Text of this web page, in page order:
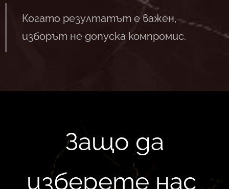
Когато резултатът е важен,
изборът не допуска компромис.
Защо да
изберете нас